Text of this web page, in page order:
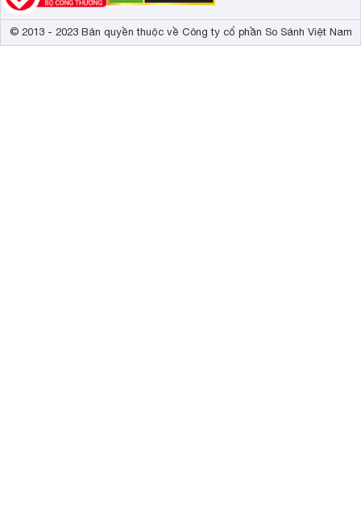
© 2013 - 2023 Bản quyền thuộc về Công ty cổ phần So Sánh Việt Nam